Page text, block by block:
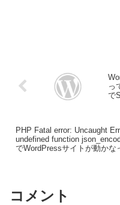
っ
で
PHP Fatal error: Uncaught
undefined function
でWordPressサイトが動かな
コメント